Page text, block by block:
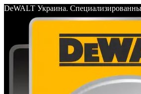
DeWALT Украина.